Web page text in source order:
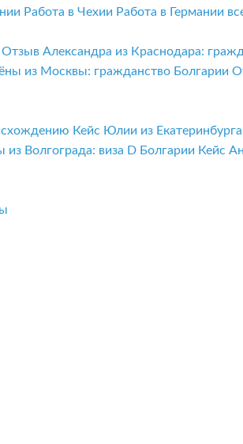
Работа в Чехии Работа в Германии
Отзыв Александра из Краснодара:
из Москвы: гражданство Болгарии
Кейс Юлии из
из Волгограда: виза D Болгарии Кейс